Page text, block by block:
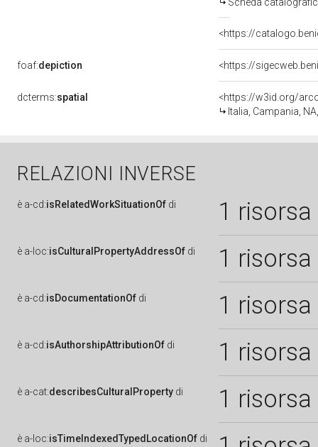
<https://
foaf:depiction <https://
dcterms:spatial
<https://w3id.org/
Italia, Campania,
RELAZIONI INVERSE
è a-cd:isRelatedWorkSituationOf di 1 risorsa
è a-loc:isCulturalPropertyAddressOf di 1 risorsa
è a-cd:isDocumentationOf di 1 risorsa
è a-cd:isAuthorshipAttributionOf di 1 risorsa
è a-cat:describesCulturalProperty di 1 risorsa
è a-loc:isTimeIndexedTypedLocationOf di